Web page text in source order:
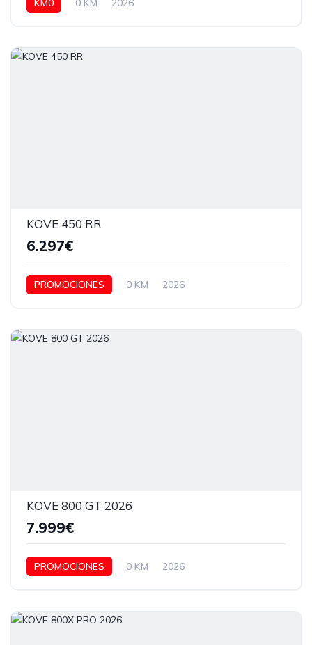
KM0 0 KM 2026
KOVE 450 RR
6.297€
PROMOCIONES 0 KM 2026
KOVE 800 GT 2026
7.999€
PROMOCIONES 0 KM 2026